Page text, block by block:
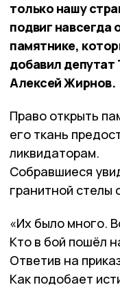
только нашу
подвиг навсегда
памятнике,
добавил
Алексей Жирнов.
Право открыть
его ткань
ликвидаторам.
Собравшиеся
гранитной стелы
«Их было много.
Кто в бой пошёл
Ответив на
Как подобает